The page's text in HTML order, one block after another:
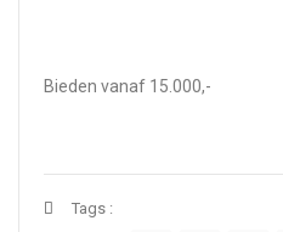
Bieden vanaf 15.000,-
Tags :